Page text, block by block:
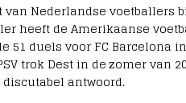
Nederlandse voetballers
heeft de Amerikaanse
51 duels voor FC Barcelona
trok Dest in de zomer van
antwoord.